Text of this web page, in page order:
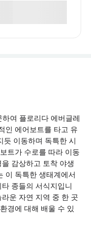
여 플로리다 에버글레
인 에어보트를 타고 유
듯 이동하며 독특한 시
트가 수로를 따라 이동
감상하고 토착 야생
이 독특한 생태계에서
종들의 서식지입니
운 자연 지역 중 한 곳
경에 대해 배울 수 있